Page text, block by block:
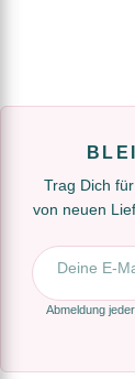
Trag Dich
von neuen
E-Mail-Adresse
Abmeldung